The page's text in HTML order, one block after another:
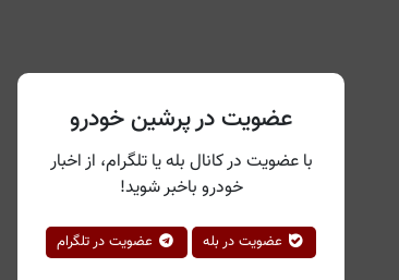
عضویت در پرشین خودرو
با عضویت در کانال بله یا تلگرام، از اخبار
خودرو باخبر شوید!
عضویت در بله عضویت در تلگرام